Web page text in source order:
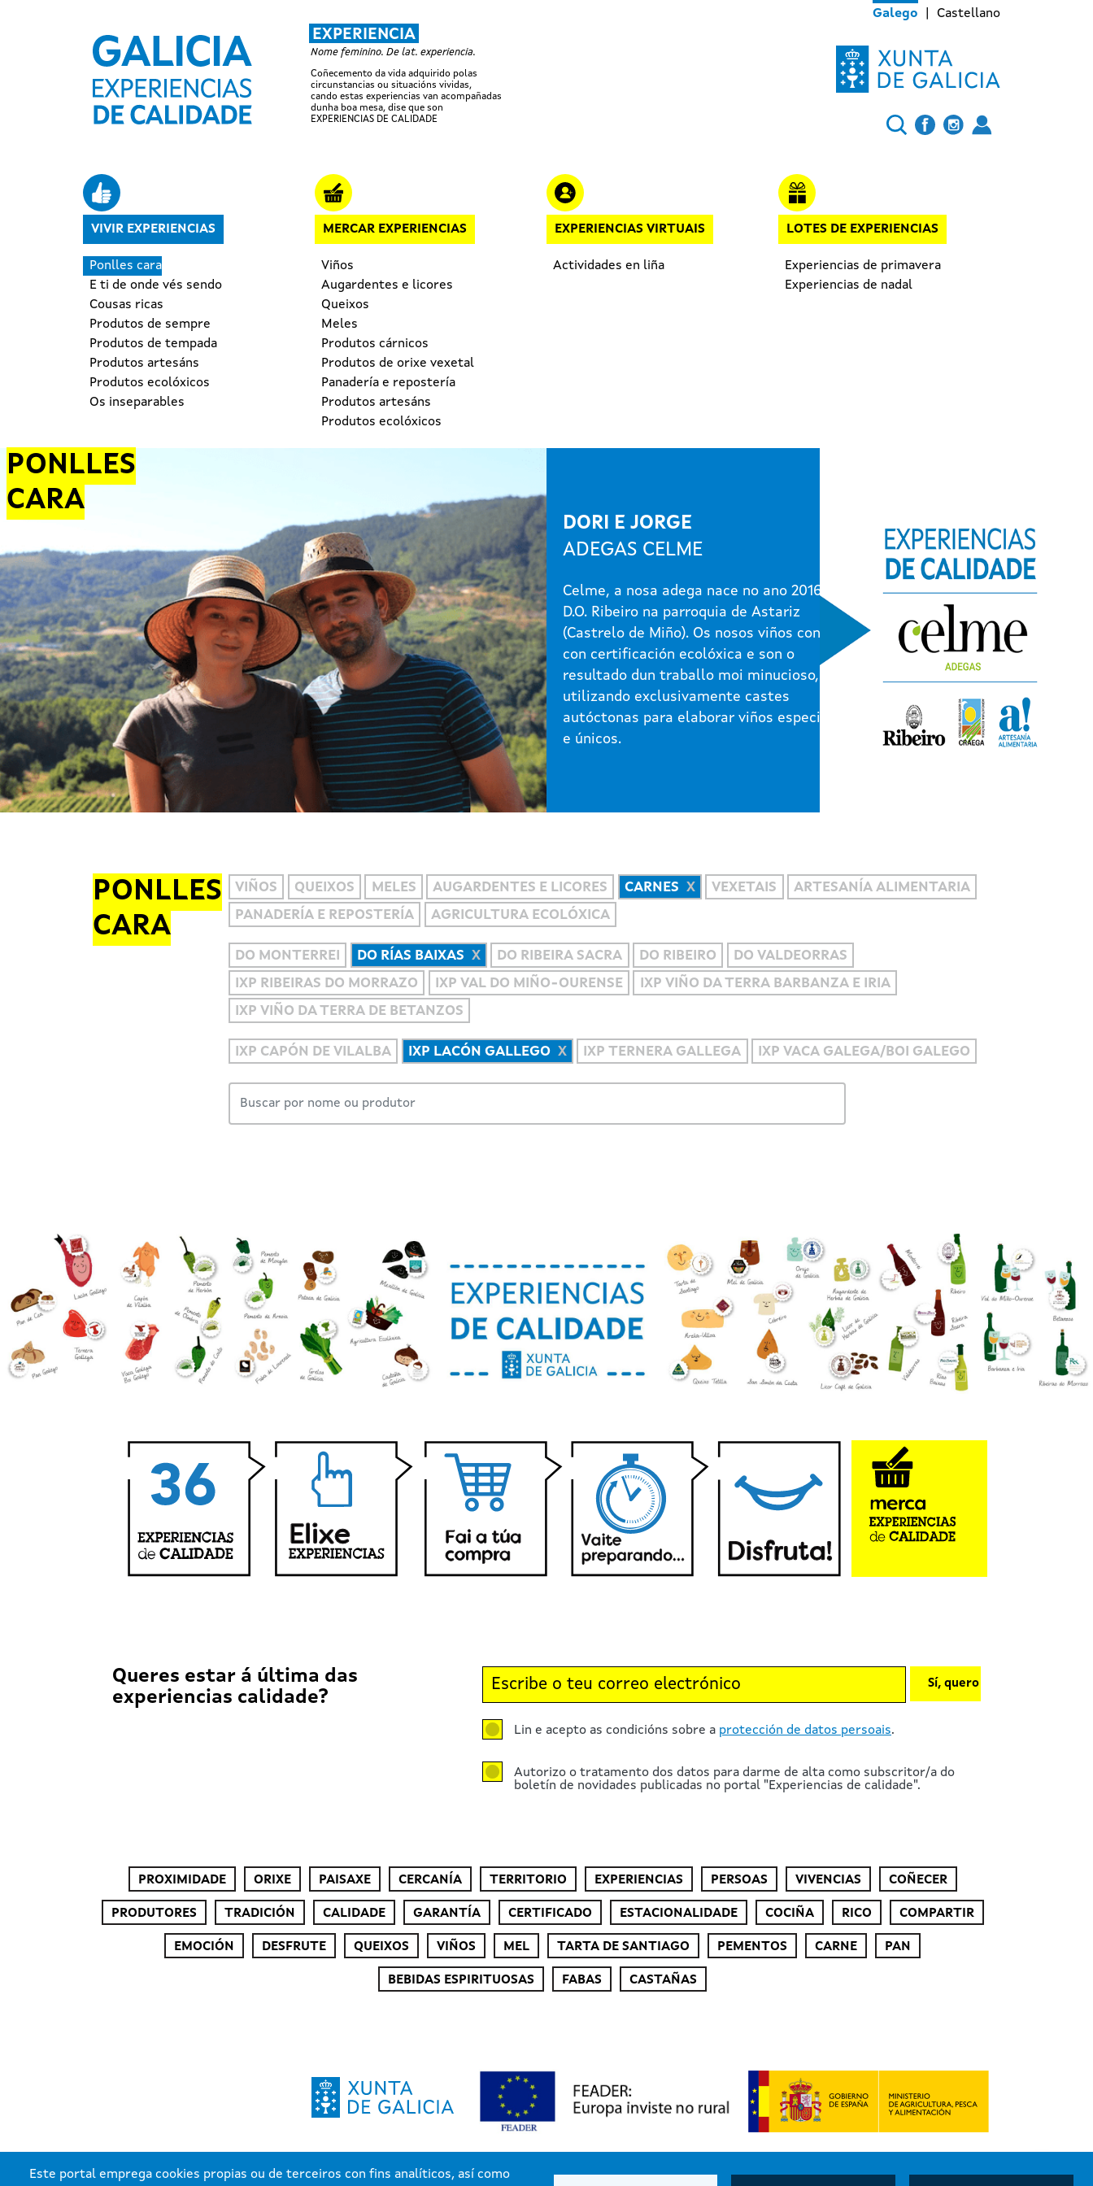
Este portal emprega cookies propias ou de terceiros con fins analíticos, así como
Galego Castellano
EXPERIENCIA
Nome feminino. De lat. experiencia.
Coñecemento da vida adquirido polas
circunstancias ou situacións vividas,
cando estas experiencias van acompañadas
dunha boa mesa, dise que son
EXPERIENCIAS DE CALIDADE
VIVIR EXPERIENCIAS
Ponlles cara
E ti de onde vés sendo
Cousas ricas
Produtos de sempre
Produtos de tempada
Produtos artesáns
Produtos ecolóxicos
Os inseparables
MERCAR EXPERIENCIAS
Viños
Augardentes e licores
Queixos
Meles
Produtos cárnicos
Produtos de orixe vexetal
Panadería e repostería
Produtos artesáns
Produtos ecolóxicos
EXPERIENCIAS VIRTUAIS
Actividades en liña
LOTES DE EXPERIENCIAS
Experiencias de primavera
Experiencias de nadal
PONLLES
CARA
DORI E JORGE
ADEGAS CELME
Celme, a nosa adega nace no ano 2016 na
D.O. Ribeiro na parroquia de Astariz
(Castrelo de Miño). Os nosos viños contan
con certificación ecolóxica e son o
resultado dun traballo moi minucioso,
utilizando exclusivamente castes
autóctonas para elaborar viños especiais
e únicos.
PONLLES
CARA
VIÑOS QUEIXOS MELES AUGARDENTES E LICORES CARNES VEXETAIS
ARTESANÍA ALIMENTARIA
PANADERÍA E REPOSTERÍA
AGRICULTURA ECOLÓXICA
DO MONTERREI DO RÍAS BAIXAS DO RIBEIRA SACRA DO RIBEIRO
DO VALDEORRAS
IXP RIBEIRAS DO MORRAZO
IXP VAL DO MIÑO-OURENSE
IXP VIÑO DA TERRA BARBANZA E IRIA
IXP VIÑO DA TERRA DE BETANZOS
IXP CAPÓN DE VILALBA IXP LACÓN GALLEGO IXP TERNERA GALLEGA IXP VACA GALEGA/BOI GALEGO
Queres estar á última das
experiencias calidade?
Lin e acepto as condicións sobre a protección de datos persoais.
Autorizo o tratamento dos datos para darme de alta como subscritor/a do
boletín de novidades publicadas no portal "Experiencias de calidade".
Sí, quero
PROXIMIDADE ORIXE PAISAXE CERCANÍA TERRITORIO EXPERIENCIAS PERSOAS VIVENCIAS COÑECER
PRODUTORES TRADICIÓN CALIDADE GARANTÍA CERTIFICADO ESTACIONALIDADE COCIÑA RICO COMPARTIR
EMOCIÓN DESFRUTE QUEIXOS VIÑOS MEL TARTA DE SANTIAGO PEMENTOS CARNE PAN
BEBIDAS ESPIRITUOSAS FABAS CASTAÑAS
Xunta de Galicia. Información mantida e publicada pola Xunta de Galicia